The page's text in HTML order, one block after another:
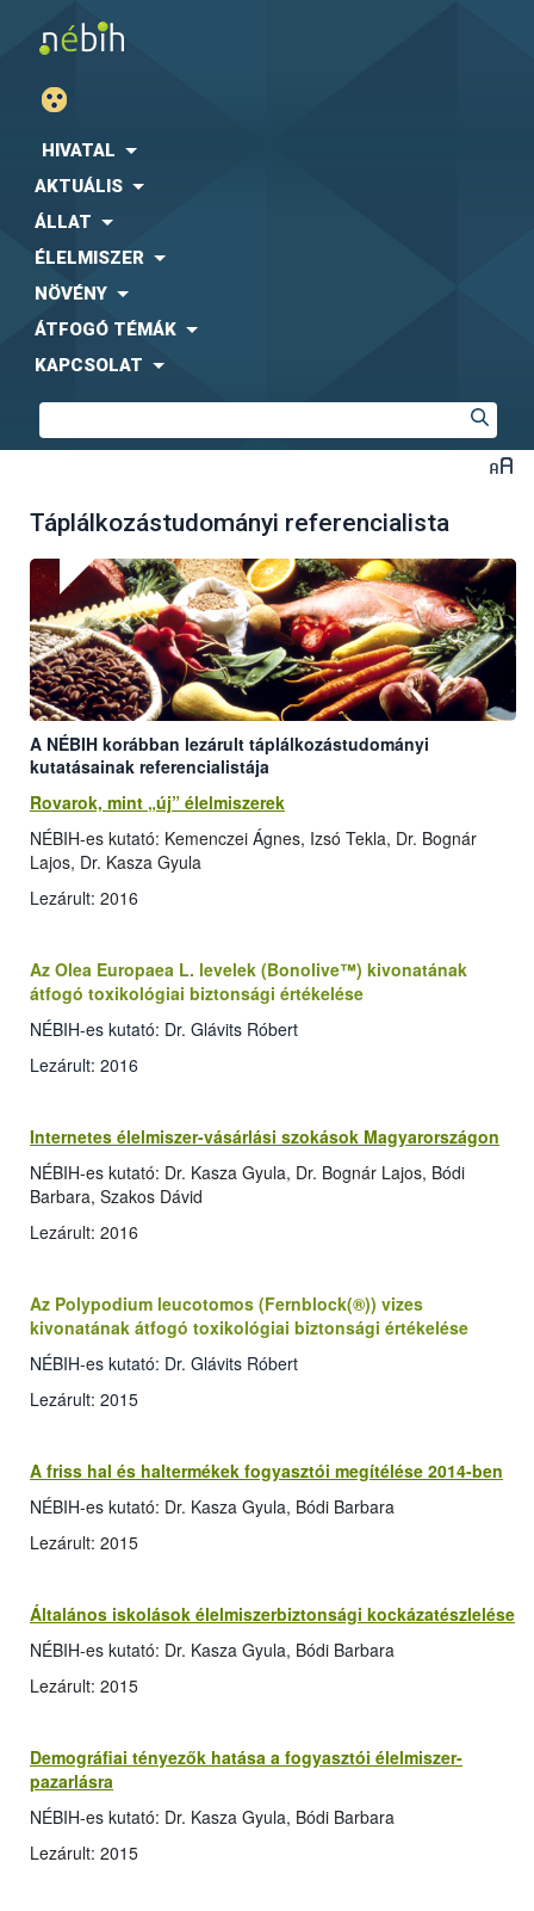
HIVATAL
AKTUÁLIS
ÁLLAT
ÉLELMISZER
NÖVÉNY
ÁTFOGÓ TÉMÁK
KAPCSOLAT
Táplálkozástudományi referencialista
A NÉBIH korábban lezárult táplálkozástudományi
kutatásainak referencialistája
Rovarok, mint „új” élelmiszerek
NÉBIH-es kutató: Kemenczei Ágnes, Izsó Tekla, Dr. Bognár
Lajos, Dr. Kasza Gyula
Lezárult: 2016
Az Olea Europaea L. levelek (Bonolive™) kivonatának
átfogó toxikológiai biztonsági értékelése
NÉBIH-es kutató: Dr. Glávits Róbert
Lezárult: 2016
Internetes élelmiszer-vásárlási szokások Magyarországon
NÉBIH-es kutató: Dr. Kasza Gyula, Dr. Bognár Lajos, Bódi
Barbara, Szakos Dávid
Lezárult: 2016
Az Polypodium leucotomos (Fernblock(®)) vizes
kivonatának átfogó toxikológiai biztonsági értékelése
NÉBIH-es kutató: Dr. Glávits Róbert
Lezárult: 2015
A friss hal és haltermékek fogyasztói megítélése 2014-ben
NÉBIH-es kutató: Dr. Kasza Gyula, Bódi Barbara
Lezárult: 2015
Általános iskolások élelmiszerbiztonsági kockázatészlelése
NÉBIH-es kutató: Dr. Kasza Gyula, Bódi Barbara
Lezárult: 2015
Demográfiai tényezők hatása a fogyasztói élelmiszer-
pazarlásra
NÉBIH-es kutató: Dr. Kasza Gyula, Bódi Barbara
Lezárult: 2015